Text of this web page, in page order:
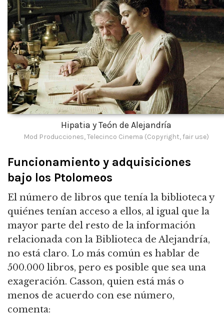
Hipatia y Teón de Alejandría
Mod Producciones, Telecinco Cinema (Copyright, fair use)
Funcionamiento y adquisiciones
bajo los Ptolomeos
El número de libros que tenía la biblioteca y
quiénes tenían acceso a ellos, al igual que la
mayor parte del resto de la información
relacionada con la Biblioteca de Alejandría,
no está claro. Lo más común es hablar de
500.000 libros, pero es posible que sea una
exageración. Casson, quien está más o
menos de acuerdo con ese número,
comenta: